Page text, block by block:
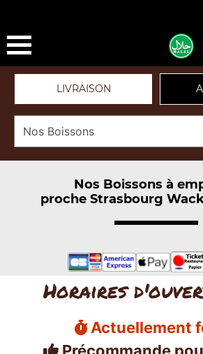
LIVRAISON
Nos Boissons à
proche Strasbourg
Horaires
Actuellement